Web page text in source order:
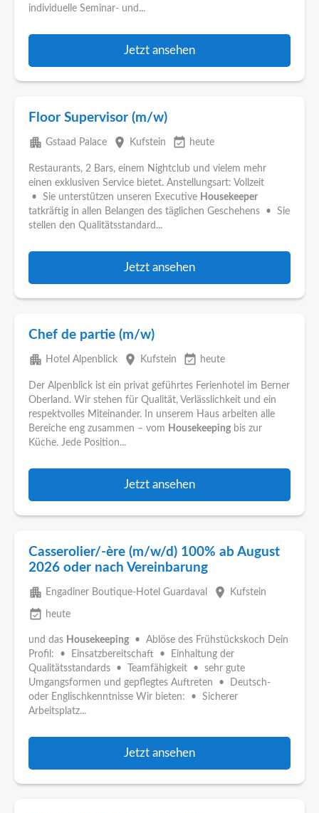
individuelle Seminar- und...
Jetzt ansehen
Floor Supervisor (m/w)
apartment Gstaad Palace place Kufstein event_available heute
Restaurants, 2 Bars, einem Nightclub und vielem mehr
einen exklusiven Service bietet. Anstellungsart: Vollzeit
• Sie unterstützen unseren Executive Housekeeper
tatkräftig in allen Belangen des täglichen Geschehens • Sie
stellen den Qualitätsstandard...
Jetzt ansehen
Chef de partie (m/w)
apartment Hotel Alpenblick place Kufstein event_available heute
Der Alpenblick ist ein privat geführtes Ferienhotel im Berner
Oberland. Wir stehen für Qualität, Verlässlichkeit und ein
respektvolles Miteinander. In unserem Haus arbeiten alle
Bereiche eng zusammen – vom Housekeeping bis zur
Küche. Jede Position...
Jetzt ansehen
Casserolier/-ère (m/w/d) 100% ab August
2026 oder nach Vereinbarung
apartment Engadiner Boutique-Hotel Guardaval place Kufstein
event_available heute
und das Housekeeping • Ablöse des Frühstückskoch Dein
Profil: • Einsatzbereitschaft • Einhaltung der
Qualitätsstandards • Teamfähigkeit • sehr gute
Umgangsformen und gepflegtes Auftreten • Deutsch-
oder Englischkenntnisse Wir bieten: • Sicherer
Arbeitsplatz...
Jetzt ansehen